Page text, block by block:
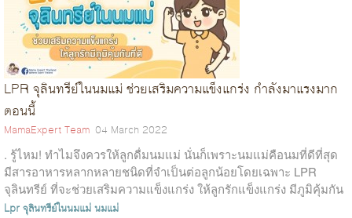
LPR จุลินทรีย์ในนมแม่ ช่วยเสริมความแข็งแกร่ง กำลังมาแรงมาก
ตอนนี้
MamaExpert Team 04 March 2022
. รู้ไหม! ทำไมจึงควรให้ลูกดื่มนมแม่ นั่นก็เพราะนมแม่คือนมที่ดีที่สุด
มีสารอาหารหลากหลายชนิดที่จำเป็นต่อลูกน้อยโดยเฉพาะ LPR
จุลินทรีย์ ที่จะช่วยเสริมความแข็งแกร่ง ให้ลูกรักแข็งแกร่ง มีภูมิคุ้มกัน
ดีน...
Lprจุลินทรีย์ในนมแม่นมแม่